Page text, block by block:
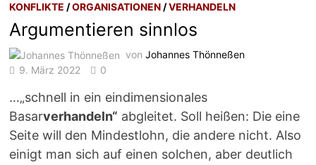
KONFLIKTE /ORGANISATIONEN /VERHANDELN
Argumentieren sinnlos
vonJohannes Thönneßen
9. März 2022
0
…„schnell in ein eindimensionales
Basarverhandeln“ abgleitet. Soll heißen: Die eine
Seite will den Mindestlohn, die andere nicht. Also
einigt man sich auf einen solchen, aber deutlich